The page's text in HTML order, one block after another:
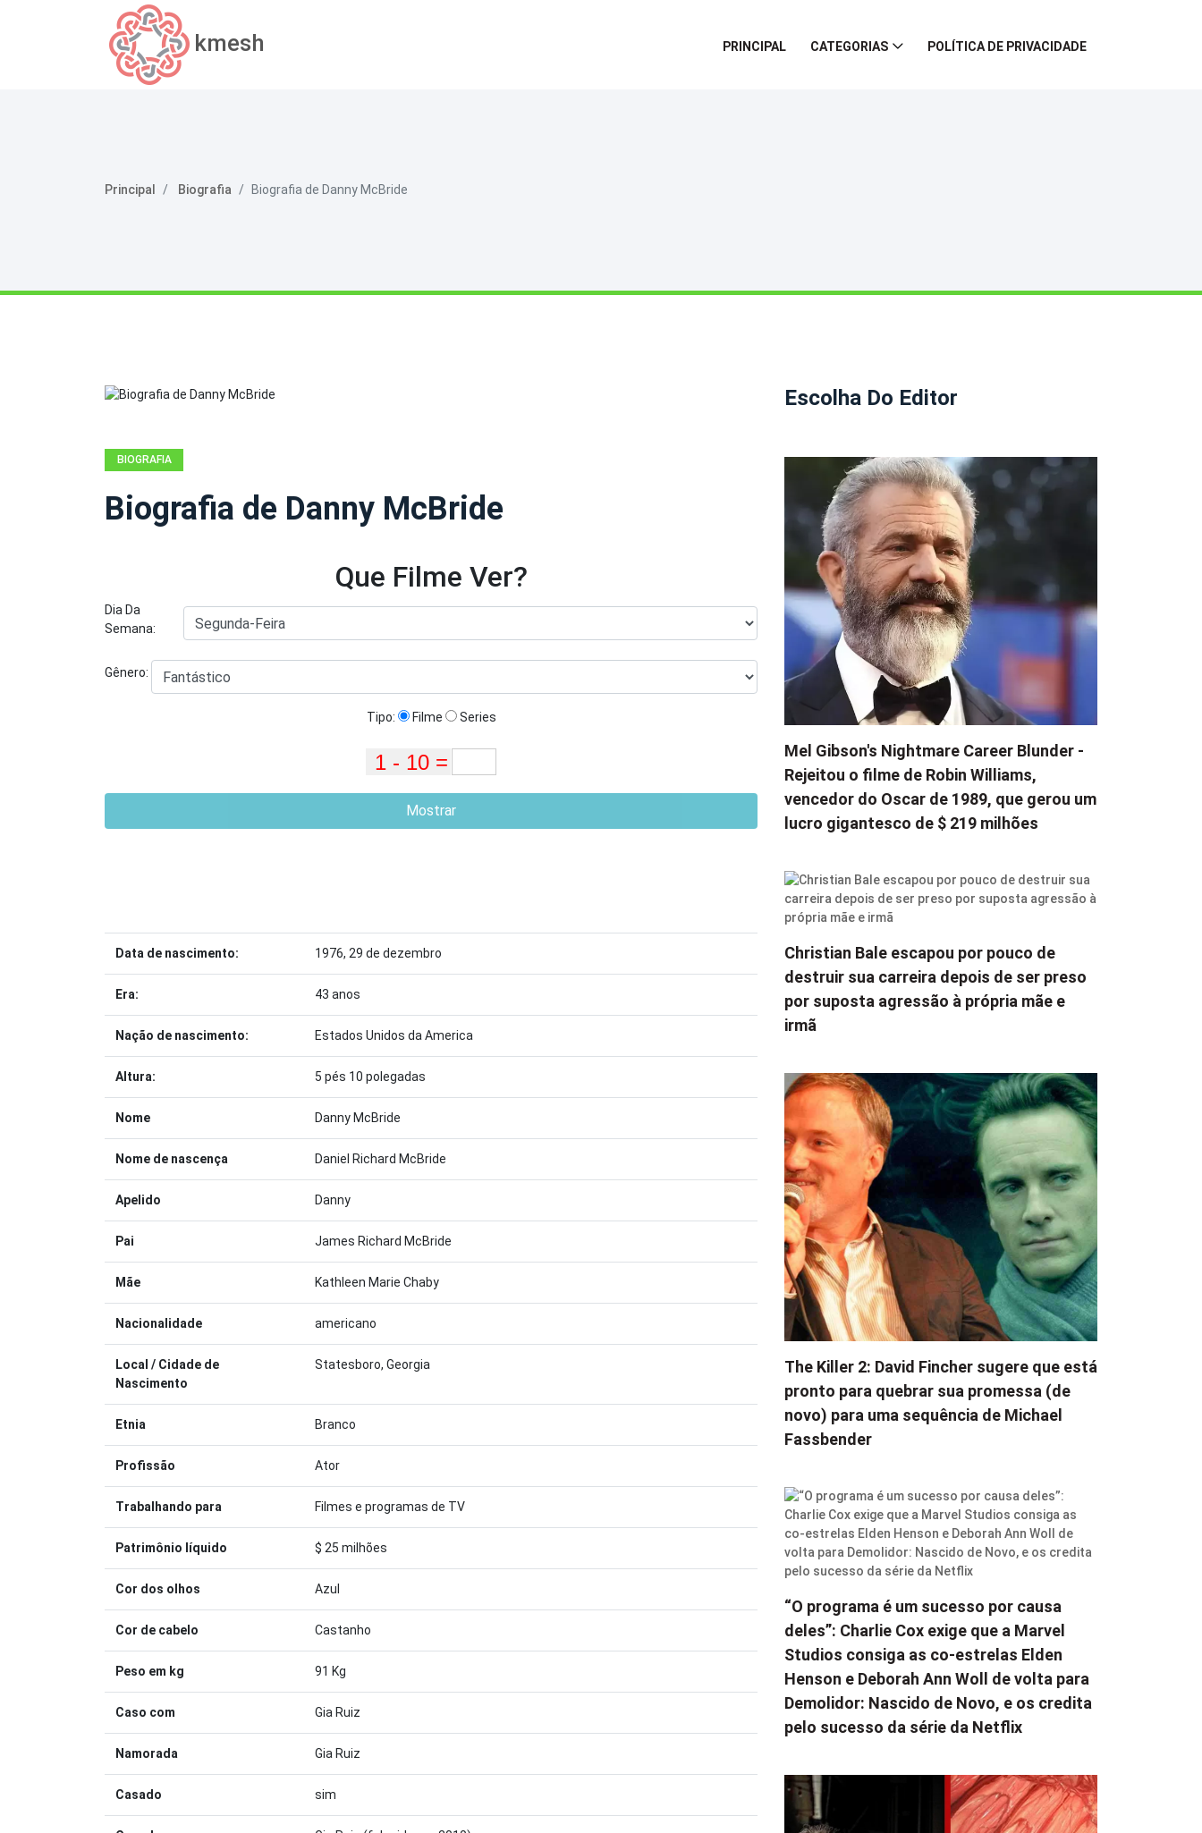
kmesh PRINCIPAL CATEGORIAS POLÍTICA DE PRIVACIDADE
Principal Biografia Biografia de Danny McBride
BIOGRAFIA
Biografia de Danny McBride
Que Filme Ver?
Dia Da
Semana:
Gênero:
Tipo: Filme Series
Mostrar
Data de nascimento: 1976, 29 de dezembro
Era: 43 anos
Nação de nascimento: Estados Unidos da America
Altura: 5 pés 10 polegadas
Nome Danny McBride
Nome de nascença Daniel Richard McBride
Apelido Danny
Pai James Richard McBride
Mãe Kathleen Marie Chaby
Nacionalidade americano
Local / Cidade de
Nascimento
Statesboro, Georgia
Etnia Branco
Profissão Ator
Trabalhando para Filmes e programas de TV
Patrimônio líquido $ 25 milhões
Cor dos olhos Azul
Cor de cabelo Castanho
Peso em kg 91 Kg
Caso com Gia Ruiz
Namorada Gia Ruiz
Casado sim
Escolha Do Editor
Mel Gibson's Nightmare Career Blunder -
Rejeitou o filme de Robin Williams,
vencedor do Oscar de 1989, que gerou um
lucro gigantesco de $ 219 milhões
Christian Bale escapou por pouco de
destruir sua carreira depois de ser preso
por suposta agressão à própria mãe e
irmã
The Killer 2: David Fincher sugere que está
pronto para quebrar sua promessa (de
novo) para uma sequência de Michael
Fassbender
“O programa é um sucesso por causa
deles”: Charlie Cox exige que a Marvel
Studios consiga as co-estrelas Elden
Henson e Deborah Ann Woll de volta para
Demolidor: Nascido de Novo, e os credita
pelo sucesso da série da Netflix